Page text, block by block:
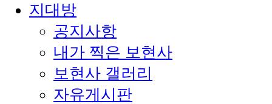
지대방
공지사항
내가 찍은 보현사
보현사 갤러리
자유게시판